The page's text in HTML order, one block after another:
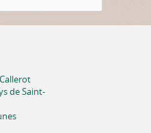
de Saint-